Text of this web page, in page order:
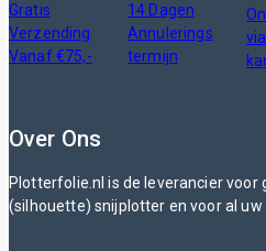
Gratis
Verzending
Vanaf €75,-
14 Dagen
Annulerings
termijn
Over Ons
Plotterfolie.nl is de leverancier
(silhouette) snijplotter en voor al uw